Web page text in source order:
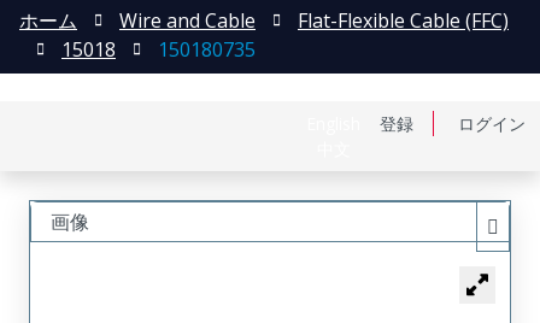
登録 ログイン
ホーム Wire and Cable
Flat-Flexible Cable (FFC)
15018
150180735
画像